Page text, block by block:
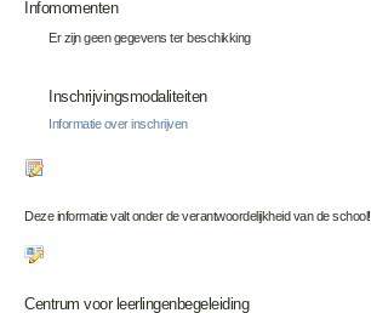
Infomomenten
Er zijn geen gegevens ter beschikking
Inschrijvingsmodaliteiten
Informatie over inschrijven
Deze informatie valt onder de verantwoordelijkheid van de school!
Centrum voor leerlingenbegeleiding